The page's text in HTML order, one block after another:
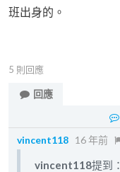
班出身的。
5 則回應
回應
vincent118 16 年前
vincent118提到：